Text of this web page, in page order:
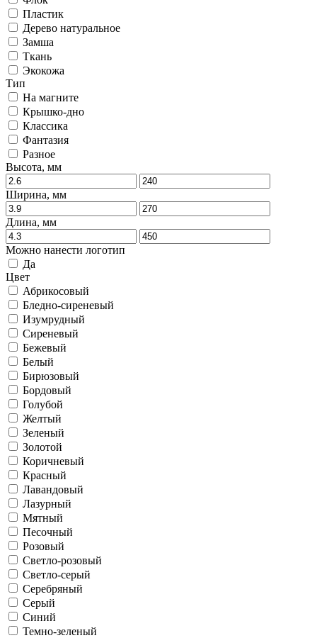
Пластик
Дерево натуральное
Замша
Ткань
Экокожа
Тип
На магните
Крышко-дно
Классика
Фантазия
Разное
Высота, мм
Ширина, мм
Длина, мм
Можно нанести логотип
Да
Цвет
Абрикосовый
Бледно-сиреневый
Изумрудный
Сиреневый
Бежевый
Белый
Бирюзовый
Бордовый
Голубой
Желтый
Зеленый
Золотой
Коричневый
Красный
Лавандовый
Лазурный
Мятный
Песочный
Розовый
Светло-розовый
Светло-серый
Серебряный
Серый
Синий
Темно-зеленый